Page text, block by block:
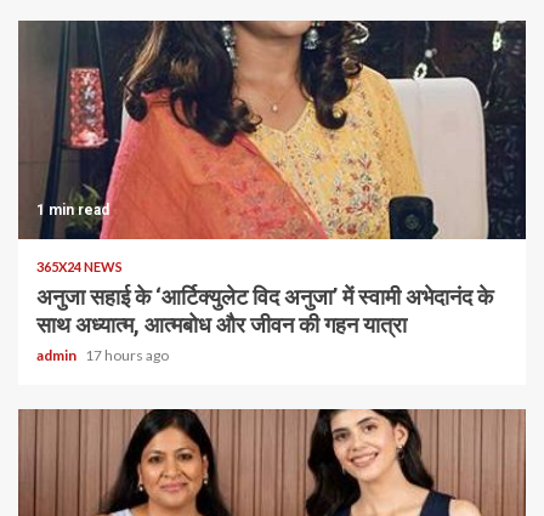
1 min read
365X24 NEWS
अनुजा सहाई के ‘आर्टिक्युलेट विद अनुजा’ में स्वामी अभेदानंद के
साथ अध्यात्म, आत्मबोध और जीवन की गहन यात्रा
admin 17 hours ago